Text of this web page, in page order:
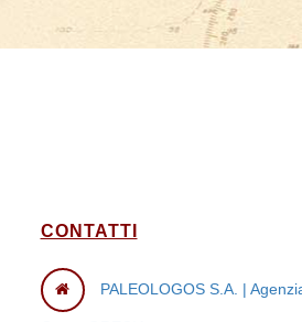
CONTATTI
PALEOLOGOS S.A. |